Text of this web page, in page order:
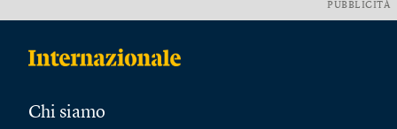
PUBBLICITÀ
Chi siamo